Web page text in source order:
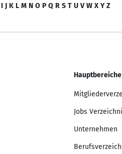
I J K L M N O P Q R S T U V W X Y Z
Hauptbereiche
Jobs
Unternehmen